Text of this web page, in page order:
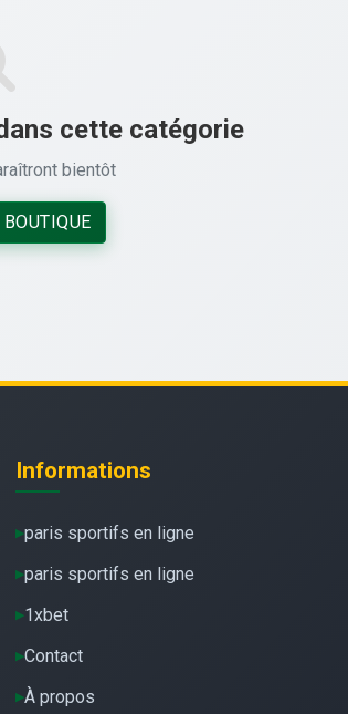
cette catégorie
bientôt
Informations
paris sportifs en ligne
paris sportifs en ligne
1xbet
Contact
À propos